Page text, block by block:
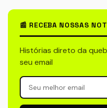
📰 RECEBA NOSSAS
Histórias direto da
seu email